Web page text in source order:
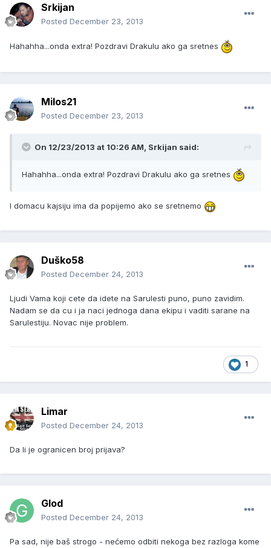
Srkijan
Posted December 23, 2013
Hahahha...onda extra! Pozdravi Drakulu ako ga sretnes
Milos21
Posted December 23, 2013
On 12/23/2013 at 10:26 AM, Srkijan said:
Hahahha...onda extra! Pozdravi Drakulu ako ga sretnes
I domacu kajsiju ima da popijemo ako se sretnemo
Duško58
Posted December 24, 2013
Ljudi Vama koji cete da idete na Sarulesti puno, puno zavidim.
Nadam se da cu i ja naci jednoga dana ekipu i vaditi sarane na
Sarulestiju. Novac nije problem.
1
Limar
Posted December 24, 2013
Da li je ogranicen broj prijava?
Glod
Posted December 24, 2013
Pa sad, nije baš strogo - nećemo odbiti nekoga bez razloga kome